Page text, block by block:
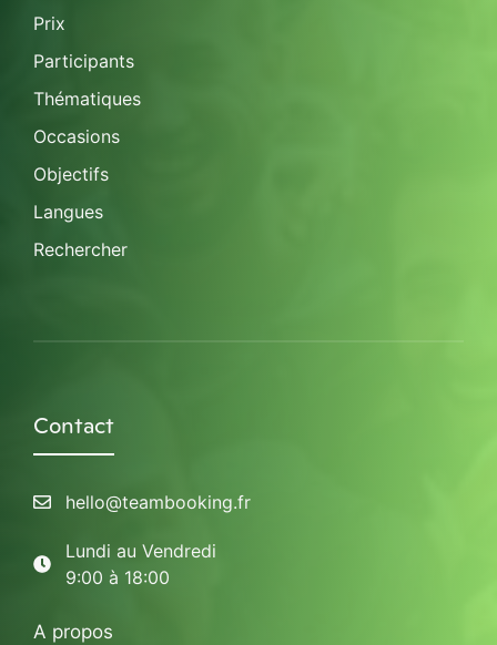
Prix
Participants
Thématiques
Occasions
Objectifs
Langues
Rechercher
Contact
hello@teambooking.fr
Lundi au Vendredi
9:00 à 18:00
A propos